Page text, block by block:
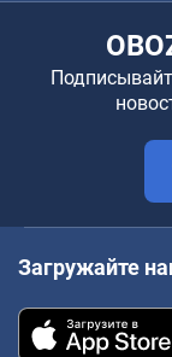
Загружайте